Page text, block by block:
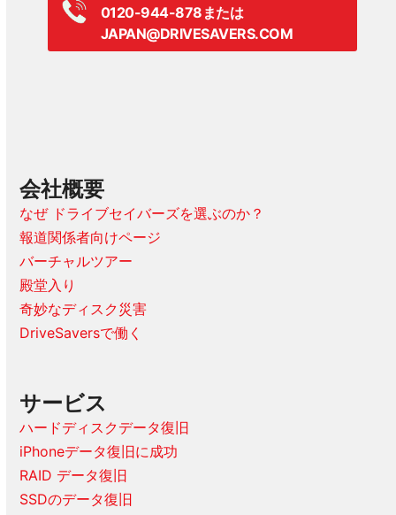
0120-944-878または
JAPAN@DRIVESAVERS.COM
会社概要
なぜ ドライブセイバーズを選ぶのか？
報道関係者向けページ
バーチャルツアー
殿堂入り
奇妙なディスク災害
DriveSaversで働く
サービス
ハードディスクデータ復旧
iPhoneデータ復旧に成功
RAID データ復旧
SSDのデータ復旧